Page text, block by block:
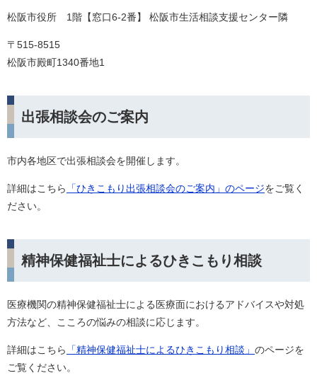
松阪市役所 1階【窓口6-2番】 松阪市生活相談支援センター隣
〒515-8515
松阪市殿町1340番地1
出張相談会のご案内
市内各地区で出張相談会を開催します。
詳細はこちら 「ひきこもり出張相談会のご案内」のページをご覧く
ださい。
精神保健福祉士によるひきこもり相談
医療機関の精神保健福祉士による医療面におけるアドバイスや対処
方法など、こころの悩みの相談に応じます。
詳細はこちら 「精神保健福祉士によるひきこもり相談」 のページを
ご覧ください。